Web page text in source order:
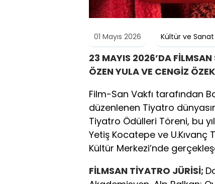
01 Mayıs 2026 Kültür ve Sanat
23 MAYIS 2026’DA FİLMSAN
ÖZEN YULA VE CENGİZ
Film-San Vakfı tarafından
düzenlenen Tiyatro
Tiyatro Ödülleri Töreni, bu
Yetiş Kocatepe ve U.Kıvanç
Kültür Merkezi’nde
FİLMSAN TİYATRO JÜRİSİ;